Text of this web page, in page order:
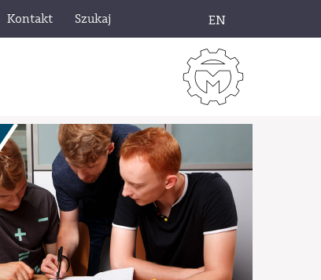
Kontakt Szukaj EN